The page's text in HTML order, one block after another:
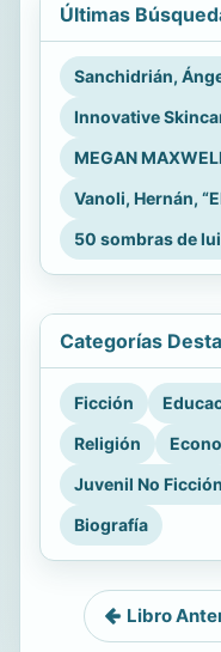
Últimas
Sanchidrián,
Innovative
MEGAN
Vanoli, Hernán,
50 sombras de
Categorías
Ficción
Religión
Juvenil No Ficción
Biografía
Libro